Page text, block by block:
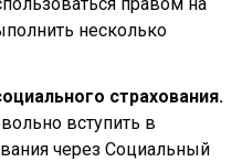
правом на
несколько
страхования.
вступить в
через Социальный